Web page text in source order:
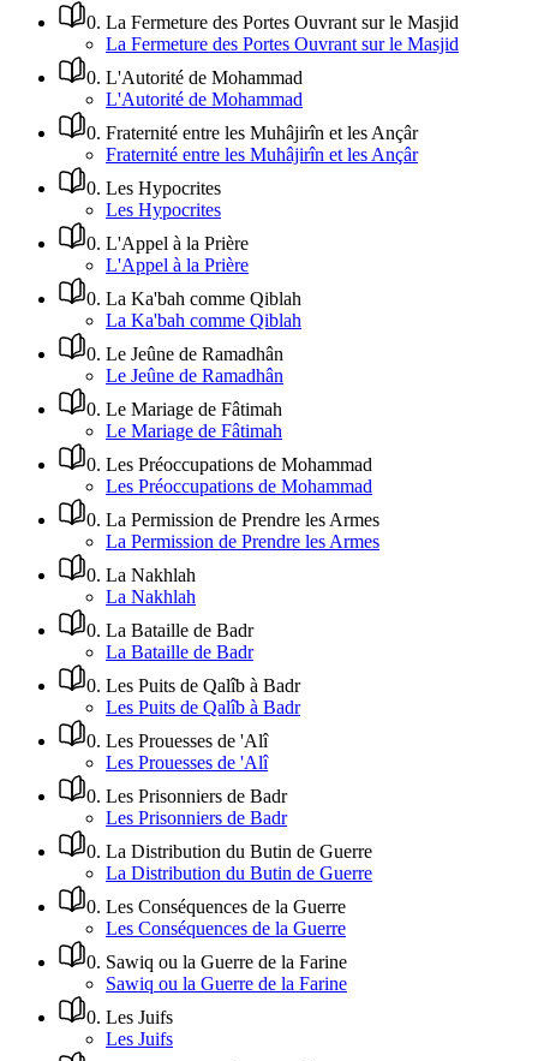
0. La Fermeture des Portes Ouvrant sur le Masjid
La Fermeture des Portes Ouvrant sur le Masjid
0. L'Autorité de Mohammad
L'Autorité de Mohammad
0. Fraternité entre les Muhâjirîn et les Ançâr
Fraternité entre les Muhâjirîn et les Ançâr
0. Les Hypocrites
Les Hypocrites
0. L'Appel à la Prière
L'Appel à la Prière
0. La Ka'bah comme Qiblah
La Ka'bah comme Qiblah
0. Le Jeûne de Ramadhân
Le Jeûne de Ramadhân
0. Le Mariage de Fâtimah
Le Mariage de Fâtimah
0. Les Préoccupations de Mohammad
Les Préoccupations de Mohammad
0. La Permission de Prendre les Armes
La Permission de Prendre les Armes
0. La Nakhlah
La Nakhlah
0. La Bataille de Badr
La Bataille de Badr
0. Les Puits de Qalîb à Badr
Les Puits de Qalîb à Badr
0. Les Prouesses de 'Alî
Les Prouesses de 'Alî
0. Les Prisonniers de Badr
Les Prisonniers de Badr
0. La Distribution du Butin de Guerre
La Distribution du Butin de Guerre
0. Les Conséquences de la Guerre
Les Conséquences de la Guerre
0. Sawiq ou la Guerre de la Farine
Sawiq ou la Guerre de la Farine
0. Les Juifs
Les Juifs